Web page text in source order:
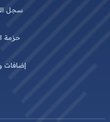
سجل
حزمة Laravel
إضافات